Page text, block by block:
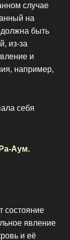
случае
на
быть
из-за
и
например,
себя
Аум.
состояние
явление
и её